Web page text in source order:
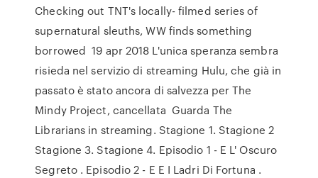
Checking out TNT's locally- filmed series of
supernatural sleuths, WW finds something
borrowed 19 apr 2018 L'unica speranza sembra
risieda nel servizio di streaming Hulu, che già in
passato è stato ancora di salvezza per The
Mindy Project, cancellata Guarda The
Librarians in streaming. Stagione 1. Stagione 2
Stagione 3. Stagione 4. Episodio 1 - E L' Oscuro
Segreto . Episodio 2 - E E I Ladri Di Fortuna .